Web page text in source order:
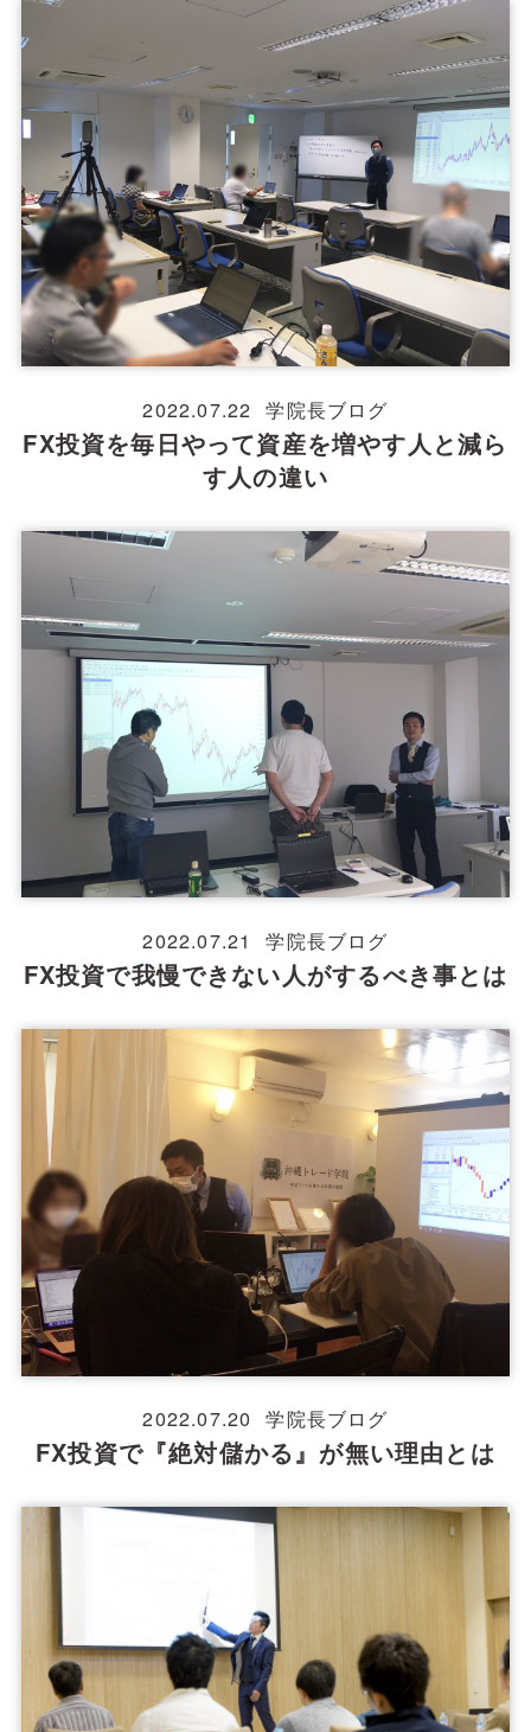
2022.07.22 学院長ブログ
FX投資を毎日やって資産を増やす人と減ら
す人の違い
2022.07.21 学院長ブログ
FX投資で我慢できない人がするべき事とは
2022.07.20 学院長ブログ
FX投資で『絶対儲かる』が無い理由とは